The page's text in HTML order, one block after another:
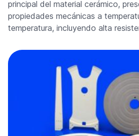
principal del material cerámico,
propiedades mecánicas a
temperatura, incluyendo alta